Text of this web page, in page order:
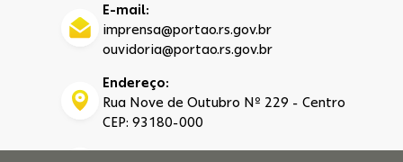
E-mail:
imprensa@portao.rs.gov.br
ouvidoria@portao.rs.gov.br
Endereço:
Rua Nove de Outubro Nº 229 - Centro
CEP: 93180-000